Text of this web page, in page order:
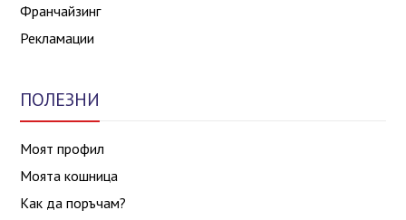
Франчайзинг
Рекламации
ПОЛЕЗНИ
Моят профил
Моята кошница
Как да поръчам?